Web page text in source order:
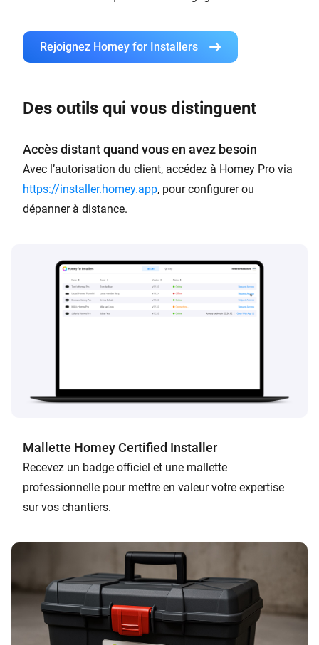
Rejoignez Homey for Installers
Des outils qui vous distinguent
Accès distant quand vous en avez besoin
Avec l’autorisation du client, accédez à Homey Pro via
https://installer.homey.app, pour configurer ou
dépanner à distance.
Mallette Homey Certified Installer
Recevez un badge officiel et une mallette
professionnelle pour mettre en valeur votre expertise
sur vos chantiers.